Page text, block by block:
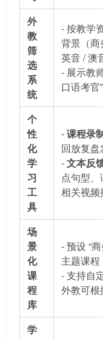
外
教
筛
选
系
统
- 按教学
背景（商
英音 / 澳
- 展示教
口语考官
个
性
化
学
习
工
具
-课程录
回放复盘
-文本反
点句型
相关视频
场
景
化
课
程
库
- 预设 “
主题课程
- 支持自
外教可根
学